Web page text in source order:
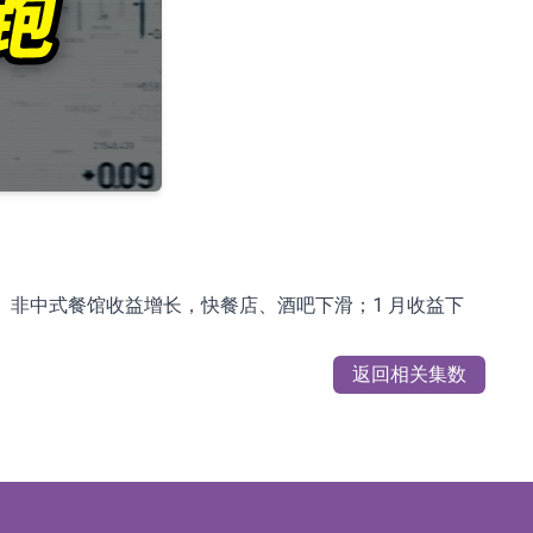
中式餐馆收益增长，快餐店、酒吧下滑；1 月收益下
返回相关集数